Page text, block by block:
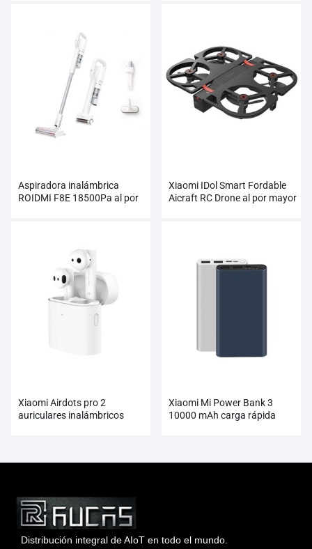
Aspiradora inalámbrica
ROIDMI F8E 18500Pa al por
Xiaomi IDol Smart Fordable
Aicraft RC Drone al por mayor
Xiaomi Airdots pro 2
auriculares inalámbricos
Xiaomi Mi Power Bank 3
10000 mAh carga rápida
Distribución integral de AIoT en todo el mundo.